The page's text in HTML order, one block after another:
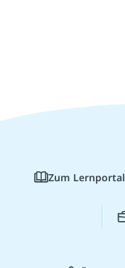
Zum Lernportal